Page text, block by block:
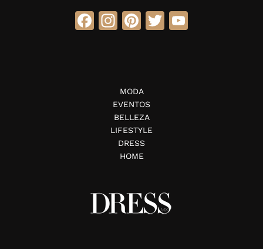
Facebook
Instagram
Pinterest
Twitter
MODA
EVENTOS
BELLEZA
LIFESTYLE
DRESS
HOME